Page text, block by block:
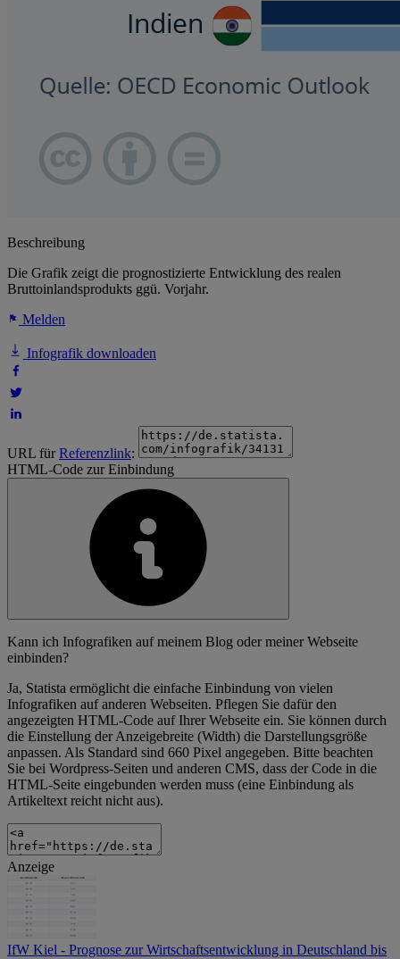
Beschreibung
Die Grafik zeigt die prognostizierte Entwicklung des realen
Bruttoinlandsprodukts ggü. Vorjahr.
Melden
Infografik downloaden
URL fürReferenzlink:
HTML-Code zur Einbindung
Kann ich Infografiken auf meinem Blog oder meiner Webseite
einbinden?
Ja, Statista ermöglicht die einfache Einbindung von vielen
Infografiken auf anderen Webseiten. Pflegen Sie dafür den
angezeigten HTML-Code auf Ihrer Webseite ein. Sie können durch
die Einstellung der Anzeigebreite (Width) die Darstellungsgröße
anpassen. Als Standard sind 660 Pixel angegeben. Bitte beachten
Sie bei Wordpress-Seiten und anderen CMS, dass der Code in die
HTML-Seite eingebunden werden muss (eine Einbindung als
Artikeltext reicht nicht aus).
Anzeige
IfW Kiel - Prognose zur Wirtschaftsentwicklung in Deutschland bis